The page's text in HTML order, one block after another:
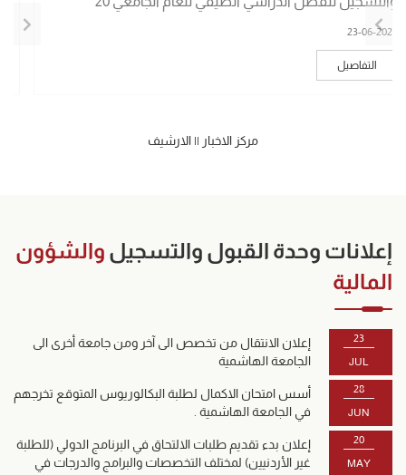
04-06-2026
التفاصيل
مركز الاخبار || الارشيف
إعلانات وحدة القبول والتسجيل والشؤون
المالية
23
JUL
إعلان الانتقال من تخصص الى آخر ومن جامعة أخرى الى
الجامعة الهاشمية
28
JUN
أسس امتحان الاكمال لطلبة البكالوريوس المتوقع تخرجهم
في الجامعة الهاشمية .
20
MAY
إعلان بدء تقديم طلبات الالتحاق في البرنامج الدولي (للطلبة
غير الأردنيين) لمختلف التخصصات والبرامج والدرجات في